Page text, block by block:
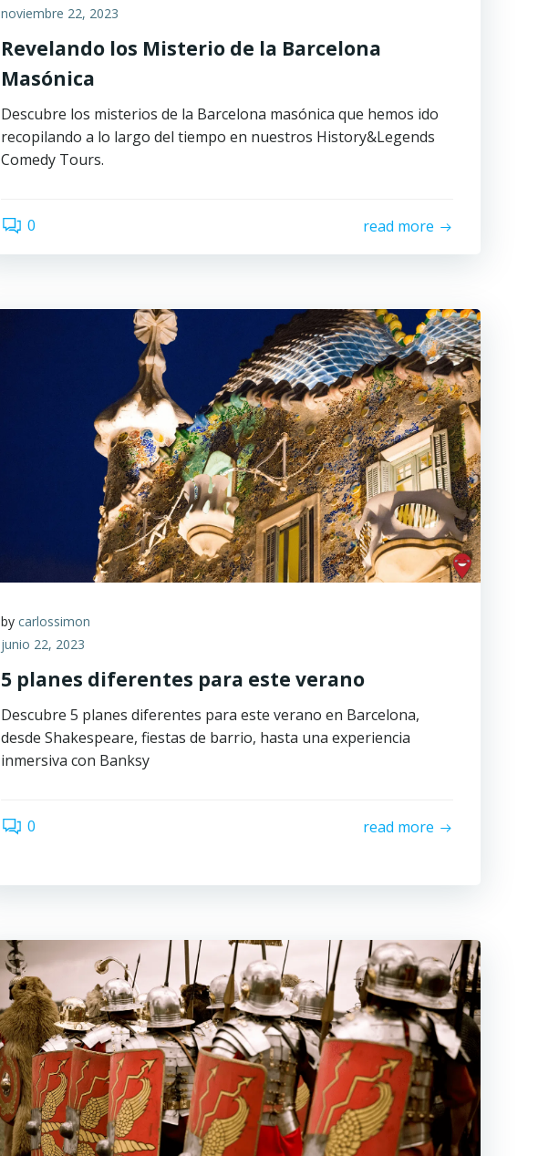
noviembre 22, 2023
Revelando los Misterio de la Barcelona
Masónica
Descubre los misterios de la Barcelona masónica que hemos ido
recopilando a lo largo del tiempo en nuestros History&Legends
Comedy Tours.
0 read more
by carlossimon
junio 22, 2023
5 planes diferentes para este verano
Descubre 5 planes diferentes para este verano en Barcelona,
desde Shakespeare, fiestas de barrio, hasta una experiencia
inmersiva con Banksy
0 read more